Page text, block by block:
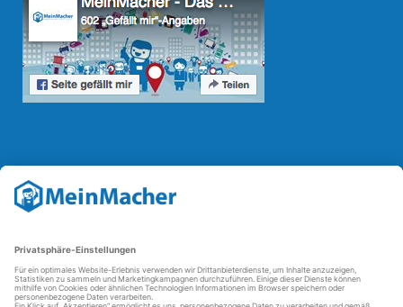
Reparatur Revolution
Mit derReparatur-Revolution
Reparaturbedingungen in Deutschland: Für Produkte, die sich gut
reparierenden Betriebe und des Reparatur-Know-hows in
Deutschland.
Weitere Informationen